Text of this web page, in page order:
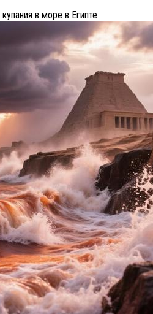
в море в Египте